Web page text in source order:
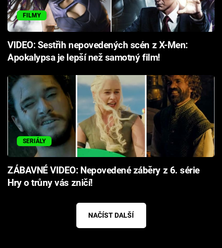
FILMY
VIDEO: Sestřih nepovedených scén z X-Men:
Apokalypsa je lepší než samotný film!
SERIÁLY
ZÁBAVNÉ VIDEO: Nepovedené záběry z 6. série
Hry o trůny vás zničí!
NAČÍST DALŠÍ